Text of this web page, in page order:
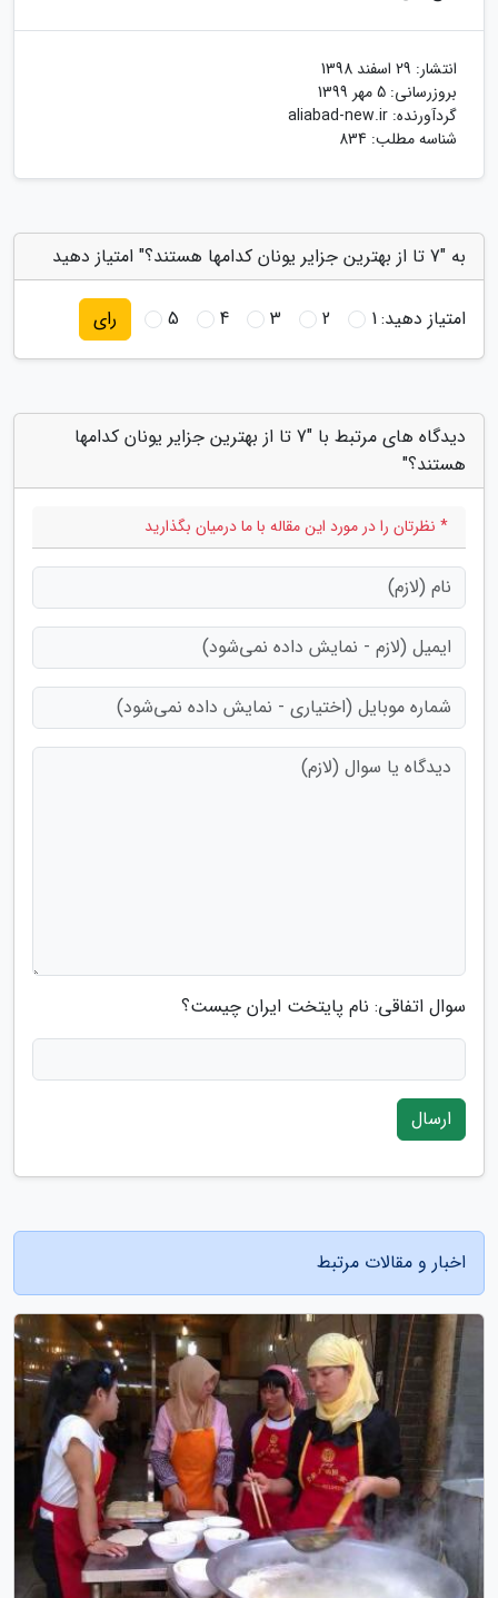
انتشار: 29 اسفند 1398
بروزرسانی: 5 مهر 1399
گردآورنده: aliabad-new.ir
شناسه مطلب: 834
به "7 تا از بهترین جزایر یونان کدامها هستند؟" امتیاز دهید
امتیاز دهید:1
2
3
4
5 رای
دیدگاه های مرتبط با "7 تا از بهترین جزایر یونان کدامها
هستند؟"
* نظرتان را در مورد این مقاله با ما درمیان بگذارید
سوال اتفاقی: نام پایتخت ایران چیست؟
ارسال
اخبار و مقالات مرتبط